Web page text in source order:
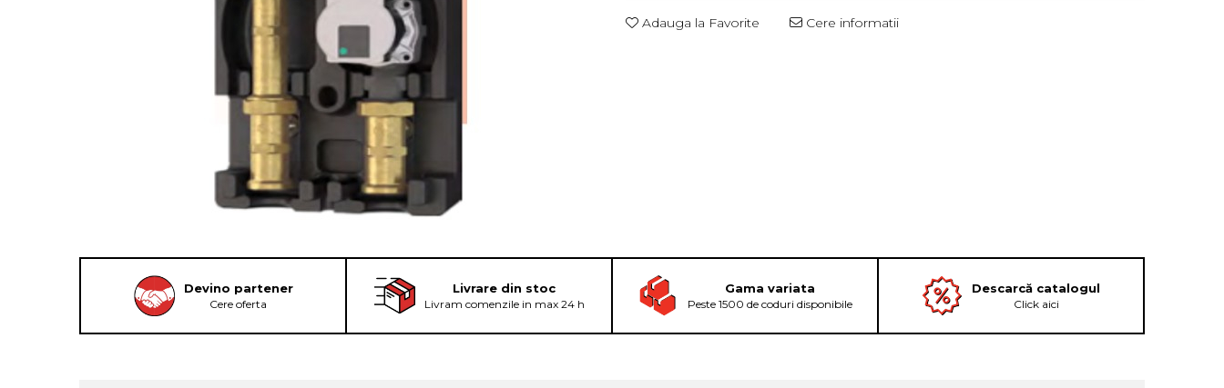
Adauga la Favorite Cere informatii
Devino partener
Cere oferta
Livrare din stoc
Livram comenzile in max 24 h
Gama variata
Peste 1500 de coduri disponibile
Descarcă catalogul
Click aici